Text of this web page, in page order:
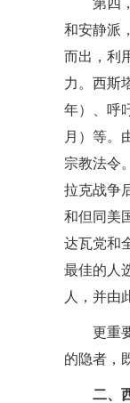
第四
和安静派
而出，利
力。西斯
年）、呼
月）等。
宗教法令
拉克战争
和但同美
达瓦党和
最佳的人
人，并由
更重
的隐者，
二、